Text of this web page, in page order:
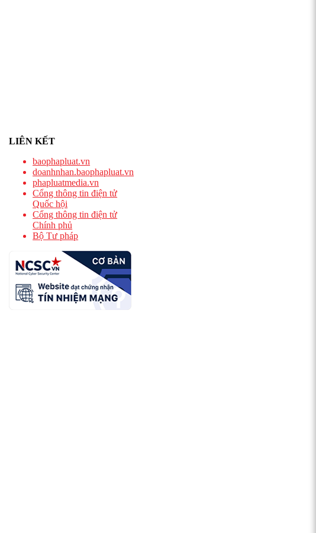
LIÊN KẾT
baophapluat.vn
doanhnhan.baophapluat.vn
phapluatmedia.vn
Cổng thông tin điện tử
Quốc hội
Cổng thông tin điện tử
Chính phủ
Bộ Tư pháp